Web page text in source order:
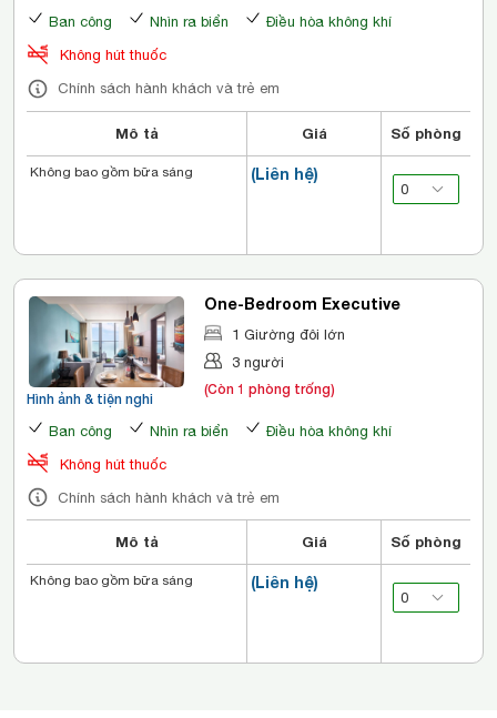
Ban công Nhìn ra biển
Điều hòa không khí
Không hút thuốc
Chính sách hành khách và trẻ em
Mô tả Giá Số phòng
(Liên hệ)
Không bao gồm bữa sáng
Hình ảnh & tiện nghi
One-Bedroom Executive
1 Giường đôi lớn
3 người
(Còn 1 phòng trống)
Ban công Nhìn ra biển
Điều hòa không khí
Không hút thuốc
Chính sách hành khách và trẻ em
Mô tả Giá Số phòng
(Liên hệ)
Không bao gồm bữa sáng